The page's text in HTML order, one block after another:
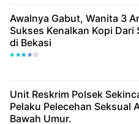
Awalnya Gabut, Wanita 3
Sukses Kenalkan Kopi Dari
di Bekasi
Unit Reskrim Polsek
Pelaku Pelecehan Seksual
Bawah Umur.